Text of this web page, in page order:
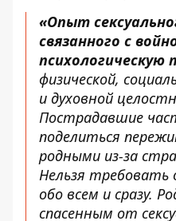
«Опыт
связанного с
психологическую
физической,
и духовной
Пострадавшие
поделиться
родными из-за
Нельзя требовать
обо всем и сразу.
спасенным от